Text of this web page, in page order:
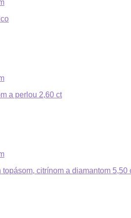
a perlou 2,60 ct
topásom, citrínom a diamantom 5,50